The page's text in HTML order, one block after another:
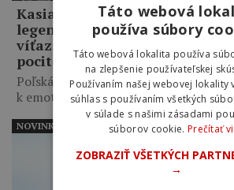
Kasia Niewiadoma po triumfe
legendárnom Mont Ventoux:
víťazstvo, túžila som po tom
pocite
Poľská cyklistka zaútočila ďaleko
k emotívnemu triumfu…
NOVINKY
Táto webová
používa súbory
Táto webová lokalita používa
na zlepšenie používateľskej
Používaním našej webovej lokality
súhlas s používaním všetkých
v súlade s našimi zásadami
súborov cookie. Prečítať
ZOBRAZIŤ VŠETKÝCH
→